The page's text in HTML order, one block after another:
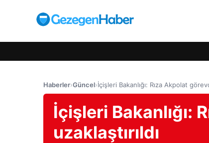
Haberler›Güncel›İçişleri Bakanlığı: Rıza Akpolat
İçişleri Bakanlığı:
uzaklaştırıldı